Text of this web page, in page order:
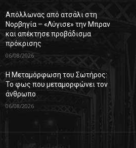
Απόλλωνας από ατσάλι στη
Νορβηγία – «Λύγισε» την Μπραν
και απέκτησε προβάδισμα
πρόκρισης
06/08/2026
Η Μεταμόρφωση του Σωτήρος:
Το φως που μεταμορφώνει τον
άνθρωπο
06/08/2026